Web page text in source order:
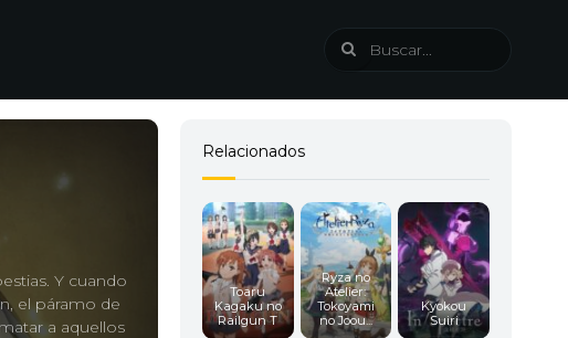
Y cuando
el páramo de
a aquellos
Relacionados
Toaru
Kagaku no
Railgun T
Ryza no
Atelier:
Tokoyami
no Joou...
Kyokou
Suiri